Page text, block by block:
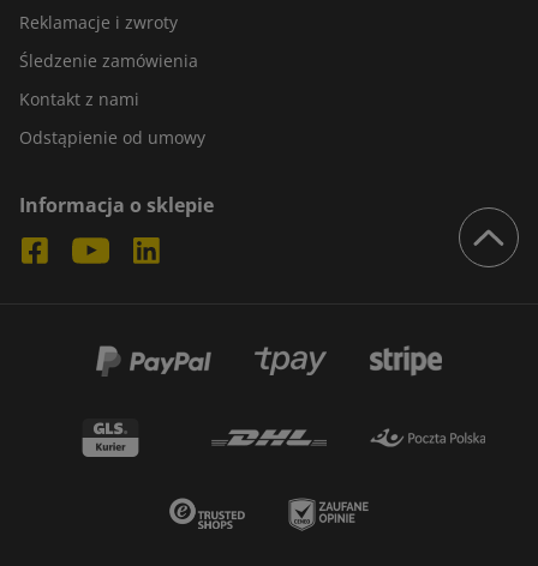
Reklamacje i zwroty
Śledzenie zamówienia
Kontakt z nami
Odstąpienie od umowy
Informacja o sklepie